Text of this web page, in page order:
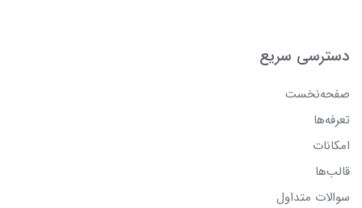
دسترسی سریع
صفحه‌نخست
تعرفه‌ها
امکانات
قالب‌ها
سوالات متداول